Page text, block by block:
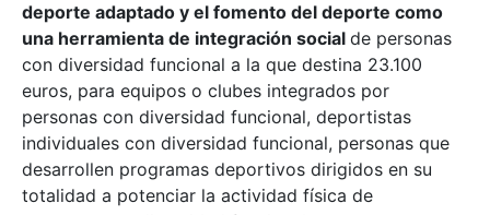
deporte adaptado y el fomento del deporte como
una herramienta de integración social de personas
con diversidad funcional a la que destina 23.100
euros, para equipos o clubes integrados por
personas con diversidad funcional, deportistas
individuales con diversidad funcional, personas que
desarrollen programas deportivos dirigidos en su
totalidad a potenciar la actividad física de